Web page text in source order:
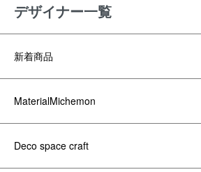
デザイナー一覧
新着商品
MaterialMichemon
Deco space craft